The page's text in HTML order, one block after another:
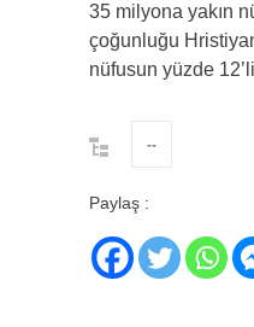
35 milyona yakın
çoğunluğu
nüfusun yüzde
--
Paylaş :